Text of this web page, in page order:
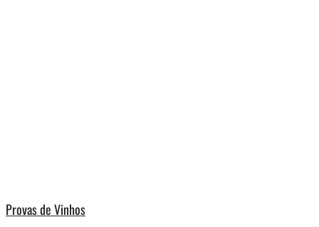
Provas de Vinhos